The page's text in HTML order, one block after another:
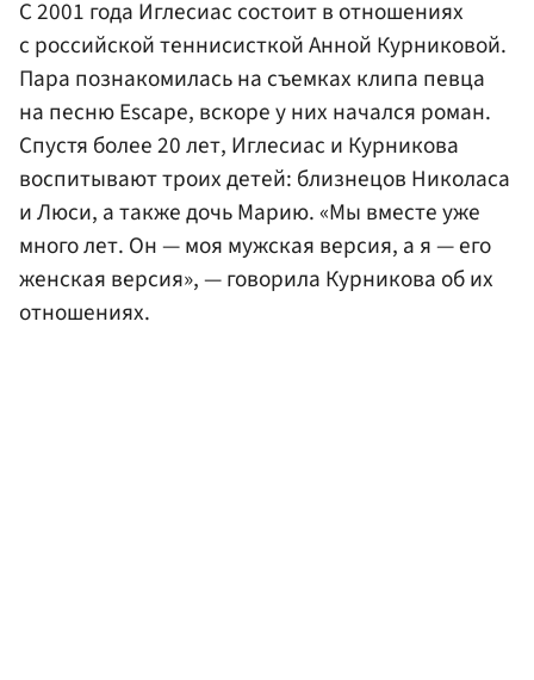
С 2001 года Иглесиас состоит в отношениях
с российской теннисисткой Анной Курниковой.
Пара познакомилась на съемках клипа певца
на песню Escape, вскоре у них начался роман.
Спустя более 20 лет, Иглесиас и Курникова
воспитывают троих детей: близнецов Николаса
и Люси, а также дочь Марию. «Мы вместе уже
много лет. Он — моя мужская версия, а я — его
женская версия», — говорила Курникова об их
отношениях.